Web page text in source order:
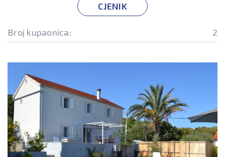
CJENIK
Broj kupaonica: 2